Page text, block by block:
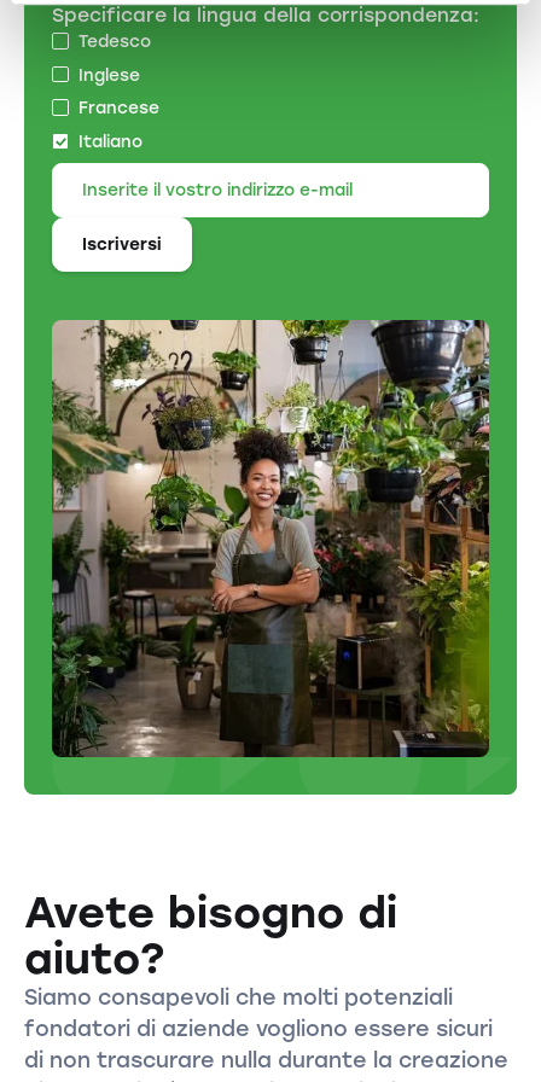
Specificare la lingua della corrispondenza:
Tedesco
Inglese
Francese
Italiano
Avete bisogno di
aiuto?
Siamo consapevoli che molti potenziali
fondatori di aziende vogliono essere sicuri
di non trascurare nulla durante la creazione